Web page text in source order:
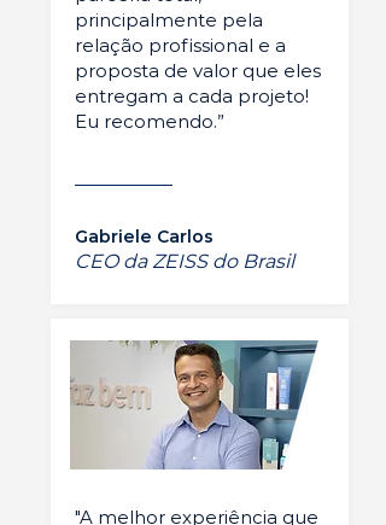
principalmente pela
relação profissional e a
proposta de valor que eles
entregam a cada projeto!
Eu recomendo.”
Gabriele Carlos
CEO da ZEISS do Brasil
"A melhor experiência que